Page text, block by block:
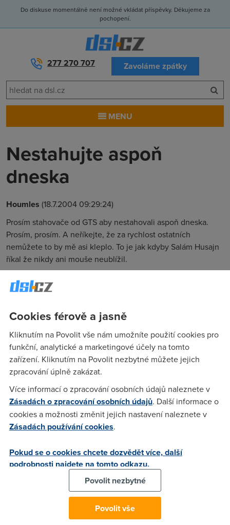
Do diskuse momentálně není možné vkládat příspěvky. Děkujeme za
pochopení.
277 270 707 Zavoláme zpátky
MENU
Nestahujte aspoň
dneska
Houmles (18.7.2004 09:29:24)
Prosím stahovače od GTS aby nestahovali aspoň dneska.
Prosím, prosím. A neříkejte, že za rychlost ostatních
nemůžete to by mě asi kleplo. To je jak kdyby Salám Husajn
říkal že nikdy ani mouše neublížil.
Naivko (tim nemyslim tvoji vyzvu , ale mylnou predstavu , ze
providerem a ne nicim jinym.
nick(19.7.2004 08:31:35)
mueheheheheee!!! pravda je venku!! :D nick
Mark(19.7.2004 17:13:50)
spise GTS na hovno? :D
(19.7.2004 17:43:11)
Jasne ze je to providerem.I kdyby nikdo nic nestahoval,tak ti
to stejne pojede pomalu.Vubec to neres a zmen providera.A
Cookies férově a jasně
Kliknutím na Povolit vše nám umožníte použití cookies pro
funkční, analytické a marketingové účely na tomto
zařízení. Kliknutím na Povolit nezbytné můžete jejich
zpracování úplně zakázat.
Více informací o zpracování osobních údajů naleznete v
Zásadách o zpracování osobních údajů. Další informace o
cookies a možnosti změnit jejich nastavení naleznete v
Zásadách používání cookies.
Pokud se o cookies chcete dozvědět více, další
podrobnosti najdete na tomto odkazu.
Povolit nezbytné
Povolit vše